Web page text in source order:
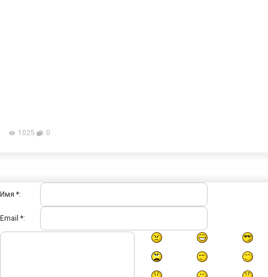
1025 0
Имя *:
Email *: